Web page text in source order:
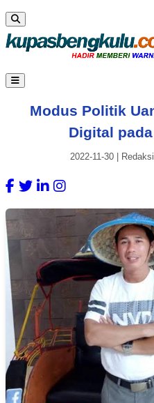
Modus Politik
Digital
2022-11-30| Redaksi